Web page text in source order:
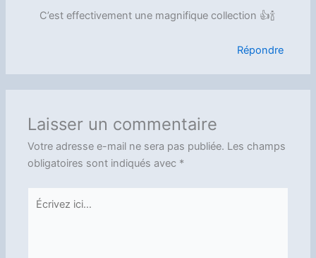
C’est effectivement une magnifique collection 👍🍾
Répondre
Laisser un commentaire
Votre adresse e-mail ne sera pas publiée. Les champs
obligatoires sont indiqués avec *
Écrivez
ici…